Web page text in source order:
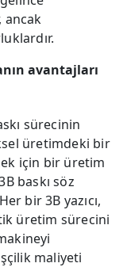
ancak
avantajları
sürecinin
üretimdeki bir
için bir üretim
baskı söz
bir 3B yazıcı,
üretim sürecini
maliyeti